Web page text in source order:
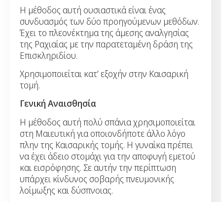
Η μέθοδος αυτή ουσιαστικά είναι ένας
συνδυασμός των δύο προηγούμενων μεθόδων.
Έχει το πλεονέκτημα της άμεσης αναλγησίας
της Ραχιαίας με την παρατεταμένη δράση της
Επισκληριδίου.
Χρησιμοποιείται κατ’ εξοχήν στην Καισαρική
τομή.
Γενική Αναισθησία
Η μέθοδος αυτή πολύ σπάνια χρησιμοποιείται
στη Μαιευτική για οποιονδήποτε άλλο λόγο
πλην της Καισαρικής τομής. Η γυναίκα πρέπει
να έχει άδειο στομάχι για την αποφυγή εμετού
και εισρόφησης. Σε αυτήν την περίπτωση
υπάρχει κίνδυνος σοβαρής πνευμονικής
λοίμωξης και δύσπνοιας.